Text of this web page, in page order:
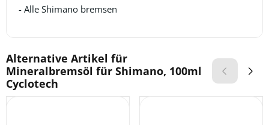
- Alle Shimano bremsen
Alternative Artikel für
Mineralbremsöl für Shimano, 100ml
Cyclotech